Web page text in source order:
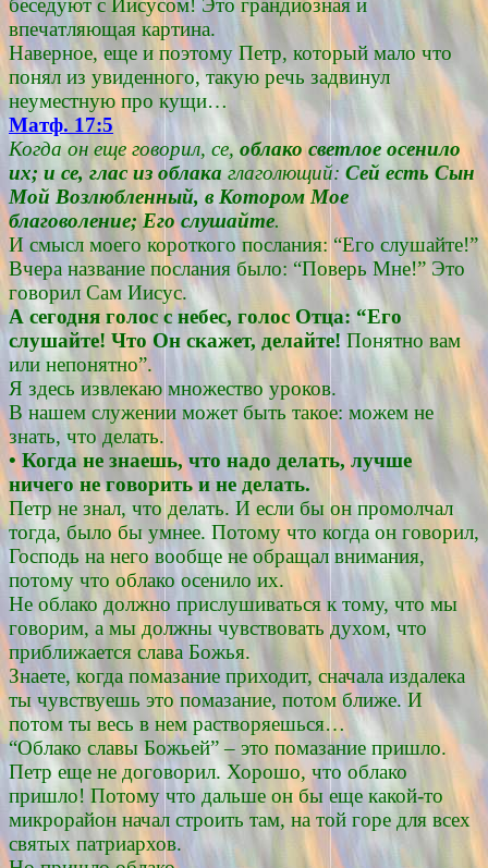
беседуют с Иисусом! Это грандиозная и
впечатляющая картина.
Наверное, еще и поэтому Петр, который мало что
понял из увиденного, такую речь задвинул
неуместную про кущи…
Матф. 17:5
Когда он еще говорил, се, облако светлое осенило
их; и се, глас из облака глаголющий: Сей есть Сын
Мой Возлюбленный, в Котором Мое
благоволение; Его слушайте.
И смысл моего короткого послания: “Его слушайте!”
Вчера название послания было: “Поверь Мне!” Это
говорил Сам Иисус.
А сегодня голос с небес, голос Отца: “Его
слушайте! Что Он скажет, делайте! Понятно вам
или непонятно”.
Я здесь извлекаю множество уроков.
В нашем служении может быть такое: можем не
знать, что делать.
• Когда не знаешь, что надо делать, лучше
ничего не говорить и не делать.
Петр не знал, что делать. И если бы он промолчал
тогда, было бы умнее. Потому что когда он говорил,
Господь на него вообще не обращал внимания,
потому что облако осенило их.
Не облако должно прислушиваться к тому, что мы
говорим, а мы должны чувствовать духом, что
приближается слава Божья.
Знаете, когда помазание приходит, сначала издалека
ты чувствуешь это помазание, потом ближе. И
потом ты весь в нем растворяешься…
“Облако славы Божьей” – это помазание пришло.
Петр еще не договорил. Хорошо, что облако
пришло! Потому что дальше он бы еще какой-то
микрорайон начал строить там, на той горе для всех
святых патриархов.